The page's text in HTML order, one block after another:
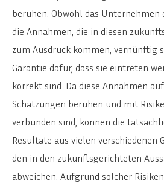
beruhen. Obwohl das Unternehmen
die Annahmen, die in diesen
zum Ausdruck kommen, vernünftig
Garantie dafür, dass sie eintreten
korrekt sind. Da diese Annahmen
Schätzungen beruhen und mit
verbunden sind, können die
Resultate aus vielen verschiedenen
den in den zukunftsgerichteten
abweichen. Aufgrund solcher